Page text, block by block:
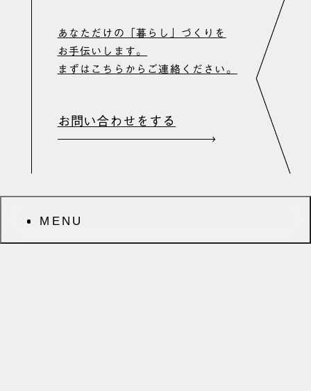
MENU
あなただけの「暮らし」づくりを
お手伝いします。
まずはこちらからご連絡ください。
お問い合わせをする